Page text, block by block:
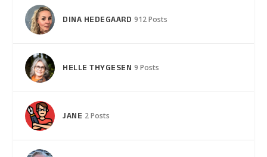
DINA HEDEGAARD 912 Posts
HELLE THYGESEN 9 Posts
JANE 2 Posts